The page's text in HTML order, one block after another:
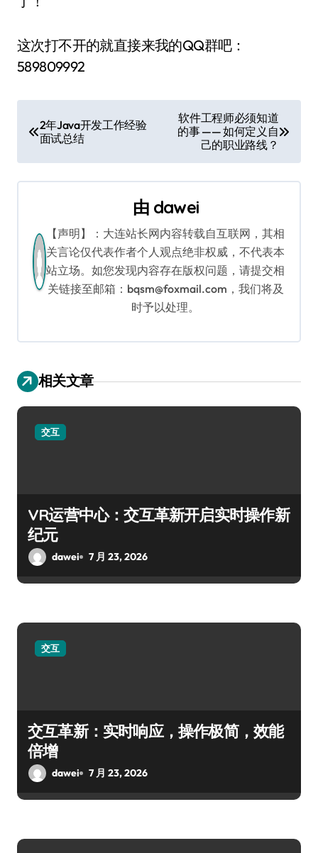
这次打不开的就直接来我的QQ群吧：
589809992
章
导
2年Java开发工作经验
面试总结
软件工程师必须知道
的事 —— 如何定义自
己的职业路线？
由 dawei
【声明】：大连站长网内容转载自互联网，其相
关言论仅代表作者个人观点绝非权威，不代表本
站立场。如您发现内容存在版权问题，请提交相
关链接至邮箱：bqsm@foxmail.com，我们将及
时予以处理。
相关文章
交互
VR运营中心：交互革新开启实时操作新
纪元
dawei 7 月 23, 2026
交互
交互革新：实时响应，操作极简，效能
倍增
dawei 7 月 23, 2026